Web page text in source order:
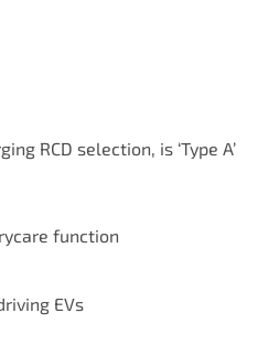
RCD selection, is ‘Type A’
function
EVs